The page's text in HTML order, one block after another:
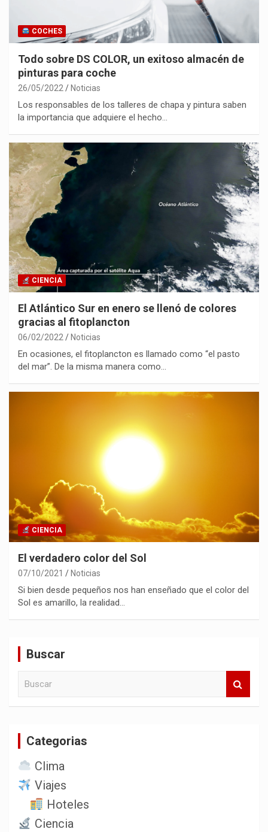
COCHES
Todo sobre DS COLOR, un exitoso almacén de
pinturas para coche
26/05/2022 Noticias
Los responsables de los talleres de chapa y pintura saben
la importancia que adquiere el hecho…
CIENCIA
El Atlántico Sur en enero se llenó de colores
gracias al fitoplancton
06/02/2022 Noticias
En ocasiones, el fitoplancton es llamado como “el pasto
del mar”. De la misma manera como…
CIENCIA
El verdadero color del Sol
07/10/2021 Noticias
Si bien desde pequeños nos han enseñado que el color del
Sol es amarillo, la realidad…
Buscar
Categorias
Clima
Viajes
Hoteles
Ciencia